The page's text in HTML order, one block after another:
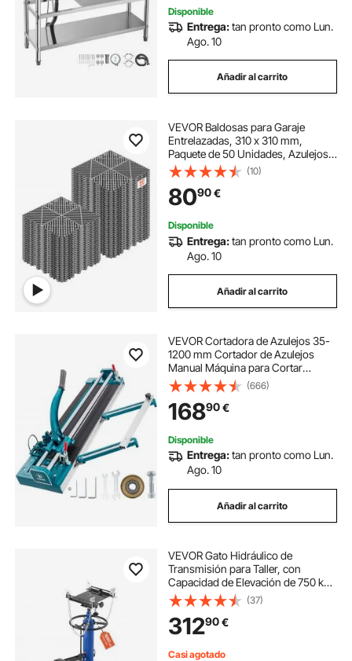
Disponible
Entrega:tan pronto como Lun.
Ago. 10
Añadir al carrito
VEVOR Baldosas para Garaje
Entrelazadas, 310 x 310 mm,
Paquete de 50 Unidades, Azulejos
de Drenaje de Polipropileno,
Antideslizante, Autoventilado, Suelo
Modular para Baño Cocina Piscina,
Color Gris
(10)
8090€
Disponible
Entrega:tan pronto como Lun.
Ago. 10
Añadir al carrito
VEVOR Cortadora de Azulejos 35-
1200 mm Cortador de Azulejos
Manual Máquina para Cortar
Azulejos Cortadora de Cerámica
con Láser
(666)
16890€
Disponible
Entrega:tan pronto como Lun.
Ago. 10
Añadir al carrito
VEVOR Gato Hidráulico de
Transmisión para Taller, con
Capacidad de Elevación de 750 kg,
con Pedal y Rueda Giratoria de
360°, Altura de Elevación de 88-176
cm, para Taller/Garaje, Azul y Negro
(37)
31290€
Casi agotado